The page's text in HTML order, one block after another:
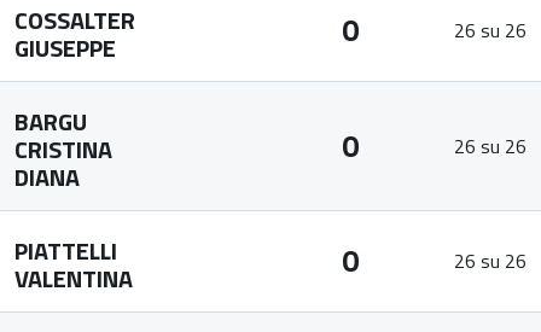
COSSALTER
GIUSEPPE 0 26 su 26
BARGU
CRISTINA
DIANA
0 26 su 26
PIATTELLI
VALENTINA 0 26 su 26